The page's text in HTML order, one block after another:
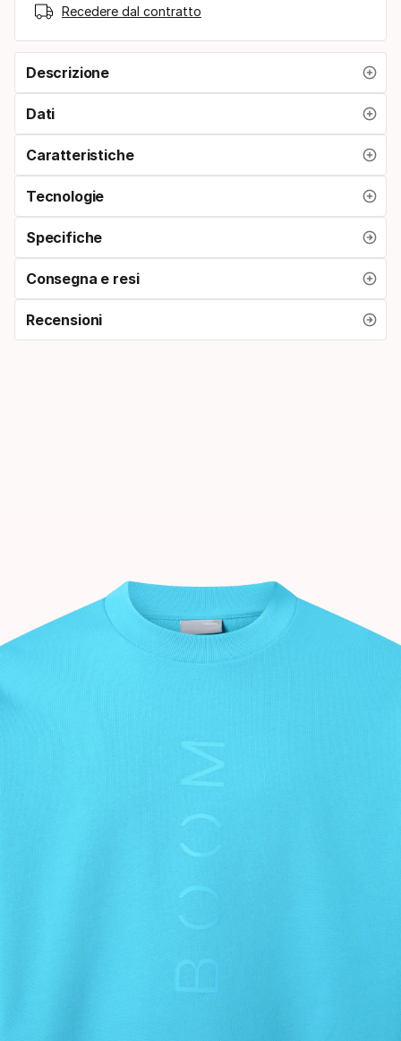
Recedere dal contratto
Descrizione
Dati
Caratteristiche
Tecnologie
Specifiche
Consegna e resi
Recensioni